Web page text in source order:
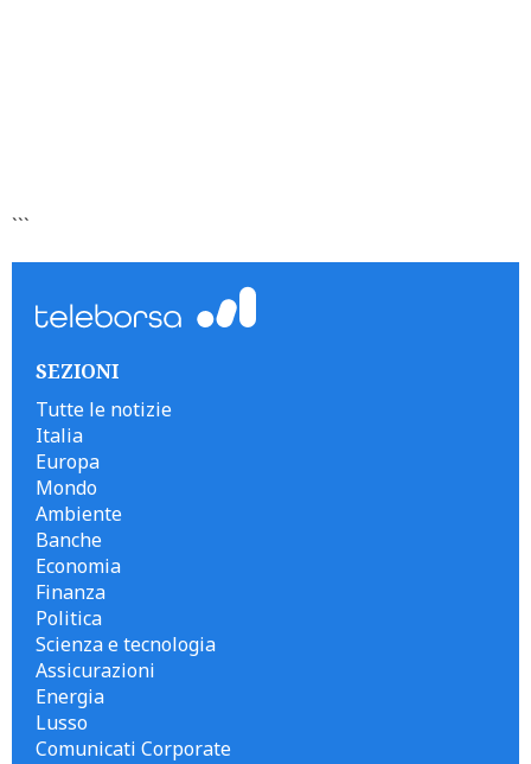
```
SEZIONI
Tutte le notizie
Italia
Europa
Mondo
Ambiente
Banche
Economia
Finanza
Politica
Scienza e tecnologia
Assicurazioni
Energia
Lusso
Comunicati Corporate